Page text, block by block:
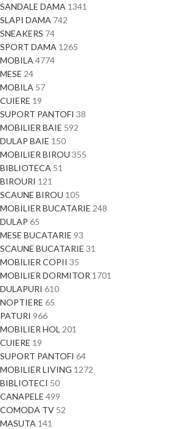
SANDALE DAMA 1341
SLAPI DAMA 742
SNEAKERS 74
SPORT DAMA 1265
MOBILA 4774
MESE 24
MOBILA 57
CUIERE 19
SUPORT PANTOFI 38
MOBILIER BAIE 592
DULAP BAIE 150
MOBILIER BIROU 355
BIBLIOTECA 51
BIROURI 121
SCAUNE BIROU 105
MOBILIER BUCATARIE 248
DULAP 65
MESE BUCATARIE 93
SCAUNE BUCATARIE 31
MOBILIER COPII 35
MOBILIER DORMITOR 1701
DULAPURI 610
NOPTIERE 65
PATURI 966
MOBILIER HOL 201
CUIERE 19
SUPORT PANTOFI 64
MOBILIER LIVING 1272
BIBLIOTECI 50
CANAPELE 499
COMODA TV 52
MASUTA 141